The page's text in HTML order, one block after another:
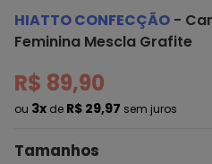
HIATTO CONFECÇÃO -
Feminina Mescla Grafite
R$ 89,90
ou 3x de R$ 29,97 sem juros
Tamanhos